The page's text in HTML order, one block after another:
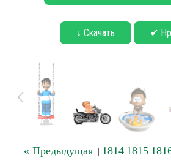
↓ Скачать ✔
« Предыдущая | 1814 1815